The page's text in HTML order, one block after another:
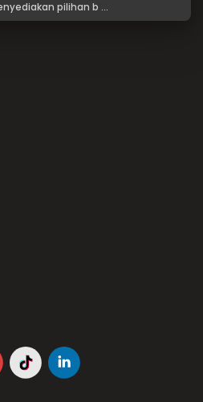
pilihan b ...